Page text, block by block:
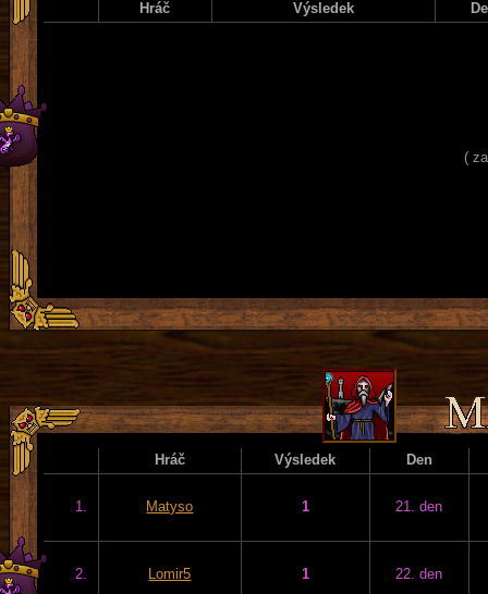
Hráč Výsledek
(
Hráč Výsledek Den
1. Matyso 1 21. den
2. Lomir5 1 22. den